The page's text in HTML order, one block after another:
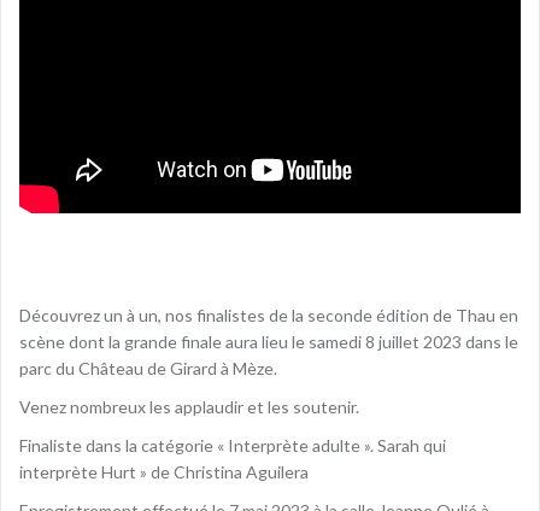
Découvrez un à un, nos finalistes de la seconde édition de Thau en
scène dont la grande finale aura lieu le samedi 8 juillet 2023 dans le
parc du Château de Girard à Mèze.
Venez nombreux les applaudir et les soutenir.
Finaliste dans la catégorie « Interprète adulte ». Sarah qui
interprète Hurt » de Christina Aguilera